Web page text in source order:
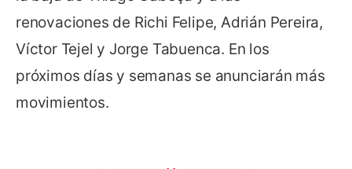
renovaciones de Richi Felipe, Adrián Pereira,
Víctor Tejel y Jorge Tabuenca. En los
próximos días y semanas se anunciarán más
movimientos.